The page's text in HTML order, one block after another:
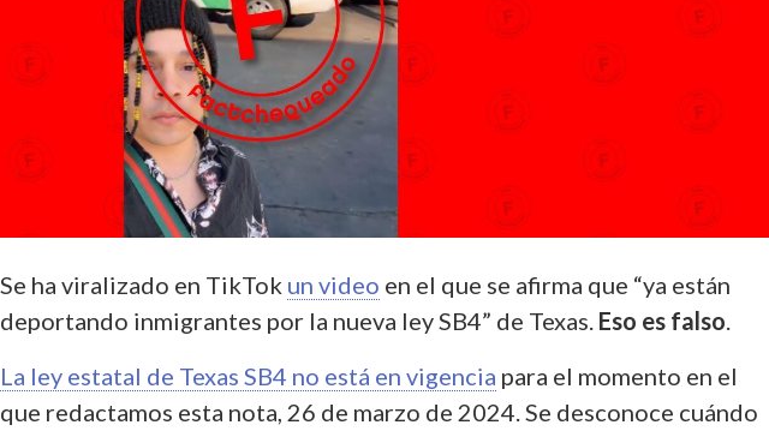
Se ha viralizado en TikTok un video en el que se afirma que “ya están
deportando inmigrantes por la nueva ley SB4” de Texas. Eso es falso
La ley estatal de Texas SB4 no está en vigencia para el momento en el
que redactamos esta nota, 26 de marzo de 2024. Se desconoce cuándo